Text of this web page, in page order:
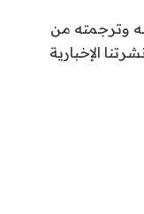
وترجمته من
الإخبارية